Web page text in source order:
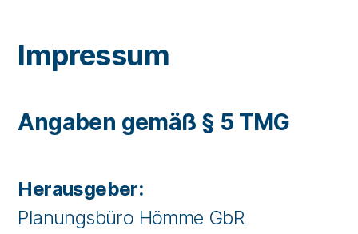
Impressum
Angaben gemäß § 5 TMG
Herausgeber:
Planungsbüro Hömme GbR